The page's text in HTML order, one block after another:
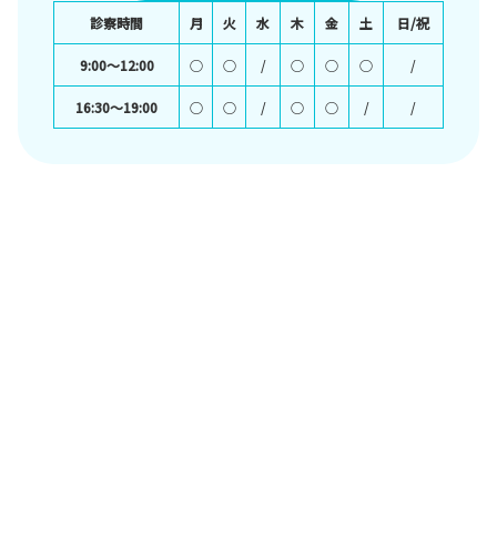
診察時間 月 火 水 木 金 土 日/祝
9:00〜12:00 ○ ○ / ○ ○ ○ /
16:30〜19:00 ○ ○ / ○ ○ / /